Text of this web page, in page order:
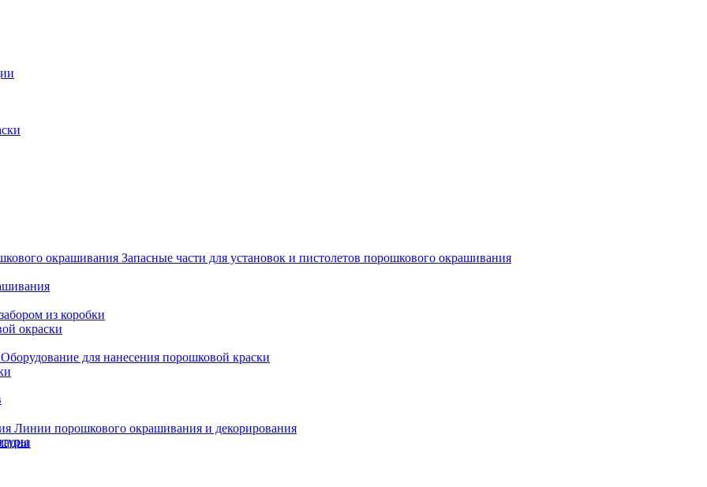
Запасные части для установок и пистолетов порошкового окрашивания
из коробки
окраски
Оборудование для нанесения порошковой краски
Линии порошкового окрашивания и декорирования